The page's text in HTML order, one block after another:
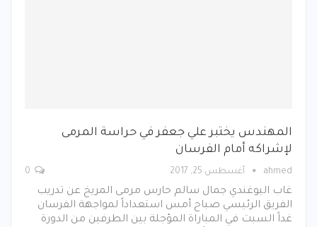
المهندس يختبر علي جعفر في حراسة المرمى
لإشراكه أمام الفرسان
ahmed أغسطس 25, 2017
غاب اليوغندي جمال سالم حارس مرمى المريخ عن تدريب
الفريق الرئيسي صباح أمس استعداداً لمواجهة الفرسان
غداً السبت في المباراة المؤجلة بين الطرفين من الدورة